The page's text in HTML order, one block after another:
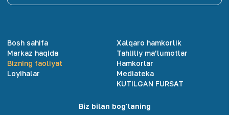
Bosh sahifa
Markaz haqida
Bizning faoliyat
Loyihalar
Xalqaro hamkorlik
Tahliliy ma’lumotlar
Hamkorlar
Mediateka
KUTILGAN FURSAT
Biz bilan bog'laning